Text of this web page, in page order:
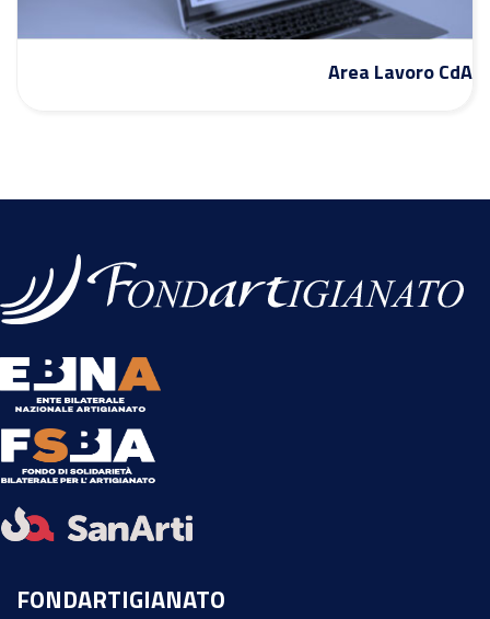
Area Lavoro CdA
FONDARTIGIANATO